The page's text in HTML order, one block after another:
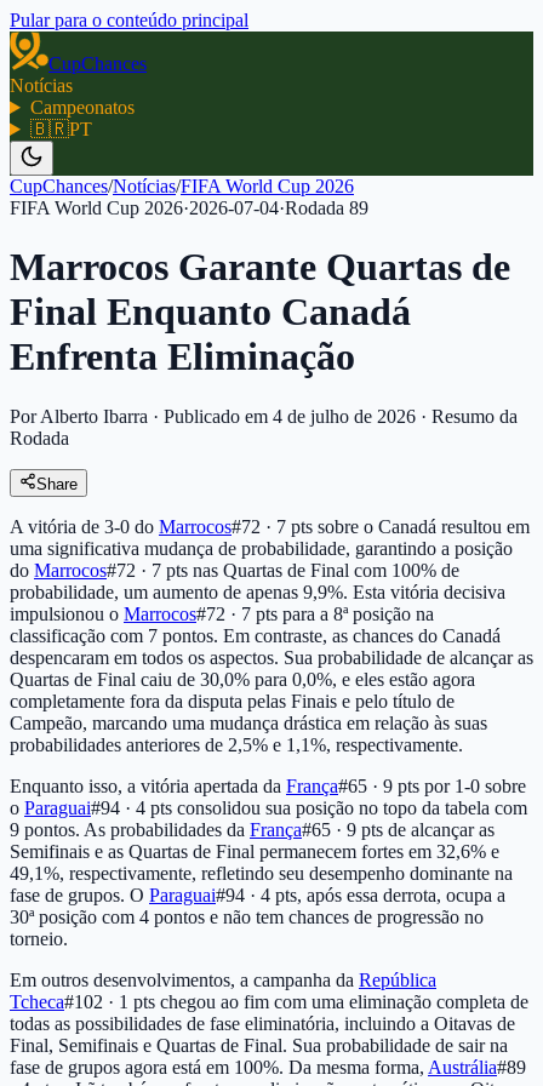
Pular para o conteúdo principal
CupChances
Notícias
Campeonatos
🇧🇷PT
CupChances/Notícias/FIFA World Cup 2026
FIFA World Cup 2026·2026-07-04·Rodada 89
Marrocos Garante Quartas de
Final Enquanto Canadá
Enfrenta Eliminação
Por Alberto Ibarra · Publicado em 4 de julho de 2026 · Resumo da
Rodada
Share
A vitória de 3-0 do Marrocos#72 · 7 pts sobre o Canadá resultou em
uma significativa mudança de probabilidade, garantindo a posição
do Marrocos#72 · 7 pts nas Quartas de Final com 100% de
probabilidade, um aumento de apenas 9,9%. Esta vitória decisiva
impulsionou o Marrocos#72 · 7 pts para a 8ª posição na
classificação com 7 pontos. Em contraste, as chances do Canadá
despencaram em todos os aspectos. Sua probabilidade de alcançar as
Quartas de Final caiu de 30,0% para 0,0%, e eles estão agora
completamente fora da disputa pelas Finais e pelo título de
Campeão, marcando uma mudança drástica em relação às suas
probabilidades anteriores de 2,5% e 1,1%, respectivamente.
Enquanto isso, a vitória apertada da França#65 · 9 pts por 1-0 sobre
o Paraguai#94 · 4 pts consolidou sua posição no topo da tabela com
9 pontos. As probabilidades da França#65 · 9 pts de alcançar as
Semifinais e as Quartas de Final permanecem fortes em 32,6% e
49,1%, respectivamente, refletindo seu desempenho dominante na
fase de grupos. O Paraguai#94 · 4 pts, após essa derrota, ocupa a
30ª posição com 4 pontos e não tem chances de progressão no
torneio.
Em outros desenvolvimentos, a campanha da República
Tcheca#102 · 1 pts chegou ao fim com uma eliminação completa de
todas as possibilidades de fase eliminatória, incluindo a Oitavas de
Final, Semifinais e Quartas de Final. Sua probabilidade de sair na
fase de grupos agora está em 100%. Da mesma forma, Austrália#89